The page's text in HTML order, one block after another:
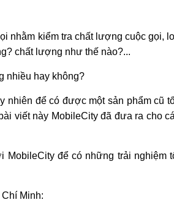
nhằm kiểm tra chất lượng cuộc gọi,
chất lượng như thế nào?...
nhiều hay không?
nhiên để có được một sản phẩm cũ
viết này MobileCity đã đưa ra cho
MobileCity để có những trải nghiệm
Minh: